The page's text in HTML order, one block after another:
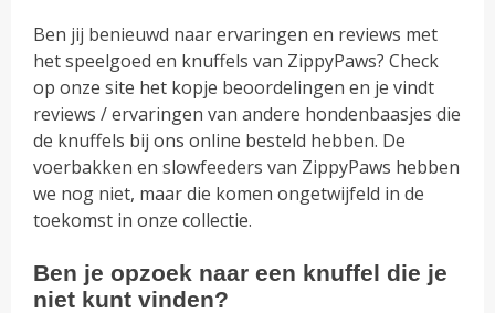
Ben jij benieuwd naar ervaringen en reviews met
het speelgoed en knuffels van ZippyPaws? Check
op onze site het kopje beoordelingen en je vindt
reviews / ervaringen van andere hondenbaasjes die
de knuffels bij ons online besteld hebben. De
voerbakken en slowfeeders van ZippyPaws hebben
we nog niet, maar die komen ongetwijfeld in de
toekomst in onze collectie.
Ben je opzoek naar een knuffel die je
niet kunt vinden?